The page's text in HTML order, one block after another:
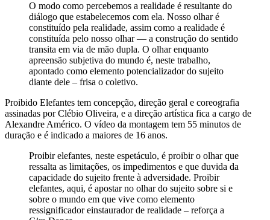
O modo como percebemos a realidade é resultante do
diálogo que estabelecemos com ela. Nosso olhar é
constituído pela realidade, assim como a realidade é
constituída pelo nosso olhar — a construção do sentido
transita em via de mão dupla. O olhar enquanto
apreensão subjetiva do mundo é, neste trabalho,
apontado como elemento potencializador do sujeito
diante dele – frisa o coletivo.
Proibido Elefantes tem concepção, direção geral e coreografia
assinadas por Clébio Oliveira, e a direção artística fica a cargo de
Alexandre Américo. O vídeo da montagem tem 55 minutos de
duração e é indicado a maiores de 16 anos.
Proibir elefantes, neste espetáculo, é proibir o olhar que
ressalta as limitações, os impedimentos e que duvida da
capacidade do sujeito frente à adversidade. Proibir
elefantes, aqui, é apostar no olhar do sujeito sobre si e
sobre o mundo em que vive como elemento
ressignificador einstaurador de realidade – reforça a